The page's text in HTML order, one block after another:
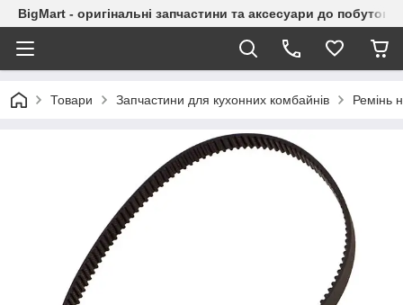
BigMart - оригінальні запчастини та аксесуари до побутової
Товари Запчастини для кухонних комбайнів Ремінь